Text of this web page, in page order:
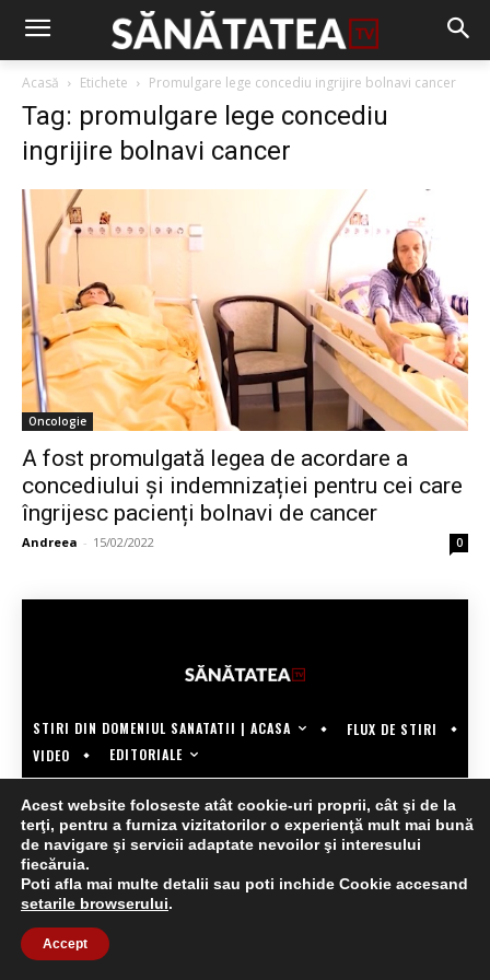
Acasă Etichete Promulgare lege concediu ingrijire bolnavi cancer
Tag: promulgare lege concediu
ingrijire bolnavi cancer
Oncologie
A fost promulgată legea de acordare a
concediului și indemnizației pentru cei care
îngrijesc pacienți bolnavi de cancer
Andreea - 15/02/2022 0
STIRI DIN DOMENIUL SANATATII | ACASA
FLUX DE STIRI
VIDEO
EDITORIALE
Acest website foloseste atât cookie-uri proprii, cât şi de la
terţi, pentru a furniza vizitatorilor o experienţă mult mai bună
de navigare şi servicii adaptate nevoilor şi interesului
fiecăruia.
Poti afla mai multe detalii sau poti inchide Cookie accesand
setarile browserului.
Accept